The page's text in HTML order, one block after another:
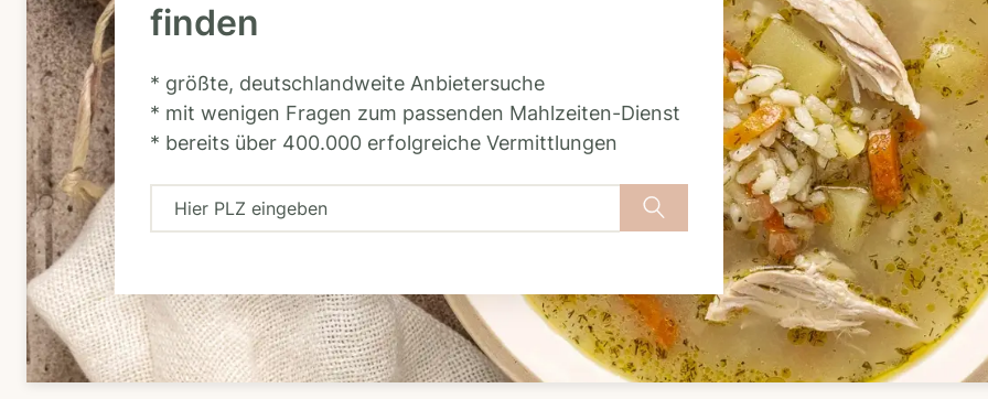
finden
* größte, deutschlandweite Anbietersuche
* mit wenigen Fragen zum passenden Mahlzeiten-Dienst
* bereits über 400.000 erfolgreiche Vermittlungen
H
r
P
L